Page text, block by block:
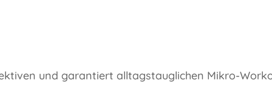
und garantiert alltagstauglichen Mikro-